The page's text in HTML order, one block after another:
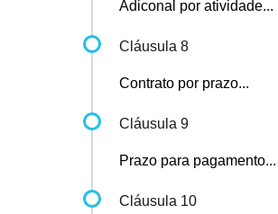
Adiconal por atividade...
Cláusula 8
Contrato por prazo...
Cláusula 9
Prazo para pagamento...
Cláusula 10